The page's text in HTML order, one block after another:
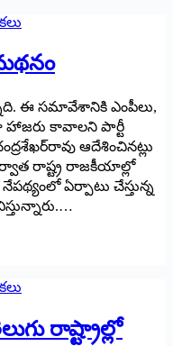
ఈ సమావేశానికి ఎంపీలు,
హాజరు కావాలని పార్టీ
ఆదేశించినట్లు
రాష్ట్ర రాజకీయాల్లో
ఏర్పాటు చేస్తున్న
రాష్ట్రాల్లో